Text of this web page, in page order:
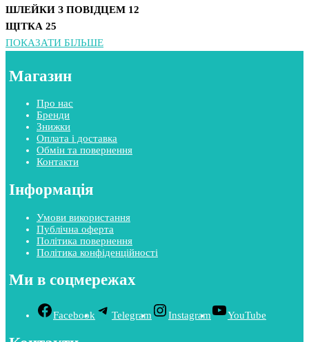
ШЛЕЙКИ З ПОВІДЦЕМ 12
ЩІТКА 25
ПОКАЗАТИ БІЛЬШЕ
Магазин
Про нас
Бренди
Знижки
Оплата і доставка
Обмін та повернення
Контакти
Інформація
Умови використання
Публічна оферта
Політика повернення
Політика конфіденційності
Ми в соцмережах
Facebook Telegram Instagram YouTube